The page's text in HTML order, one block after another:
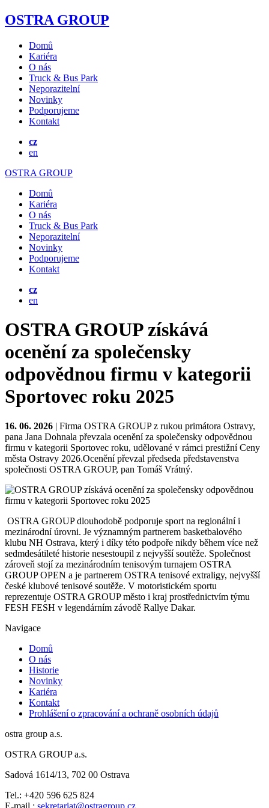
OSTRA GROUP
Domů
Kariéra
O nás
Truck & Bus Park
Neporazitelní
Novinky
Podporujeme
Kontakt
cz
en
OSTRA GROUP
Domů
Kariéra
O nás
Truck & Bus Park
Neporazitelní
Novinky
Podporujeme
Kontakt
cz
en
OSTRA GROUP získává
ocenění za společensky
odpovědnou firmu v kategorii
Sportovec roku 2025
16. 06. 2026 | Firma OSTRA GROUP z rukou primátora Ostravy,
pana Jana Dohnala převzala ocenění za společensky odpovědnou
firmu v kategorii Sportovec roku, udělované v rámci prestižní Ceny
města Ostravy 2026.Ocenění převzal předseda představenstva
společnosti OSTRA GROUP, pan Tomáš Vrátný.
OSTRA GROUP dlouhodobě podporuje sport na regionální i
mezinárodní úrovni. Je významným partnerem basketbalového
klubu NH Ostrava, který i díky této podpoře nikdy během více než
sedmdesátileté historie nesestoupil z nejvyšší soutěže. Společnost
zároveň stojí za mezinárodním tenisovým turnajem OSTRA
GROUP OPEN a je partnerem OSTRA tenisové extraligy, nejvyšší
české klubové tenisové soutěže. V motoristickém sportu
reprezentuje OSTRA GROUP město i kraj prostřednictvím týmu
FESH FESH v legendárním závodě Rallye Dakar.
Navigace
Domů
O nás
Historie
Novinky
Kariéra
Kontakt
Prohlášení o zpracování a ochraně osobních údajů
ostra group a.s.
OSTRA GROUP a.s.
Sadová 1614/13, 702 00 Ostrava
Tel.: +420 596 625 824
E-mail.: sekretariat@ostragroup.cz